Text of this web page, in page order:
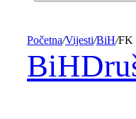
Početna/Vijesti/BiH/FK
BiH